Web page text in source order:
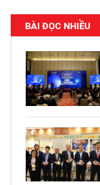
BÀI ĐỌC NHIỀU